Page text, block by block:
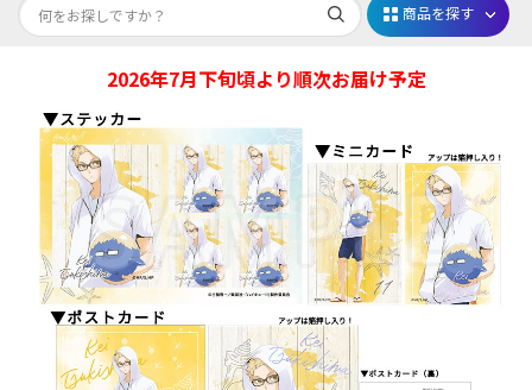
映画ちいかわ
じゅじゅフェス 2026
薬屋のひとりごと 夏の園遊会2026
名探偵コナン
アニメ『僕のヒーローアカデミア』10周年
商品を探す
2026年7月下旬頃より順次お届け予定